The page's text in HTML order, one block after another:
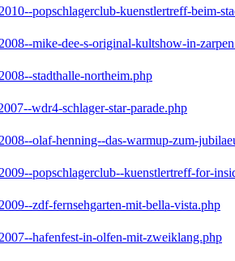
popschlagerclub-kuenstlertreff-beim-
mike-dee-s-original-kultshow-in-
stadthalle-northeim.php
wdr4-schlager-star-parade.php
olaf-henning--das-warmup-zum-
popschlagerclub--kuenstlertreff-for-
zdf-fernsehgarten-mit-bella-vista.php
hafenfest-in-olfen-mit-zweiklang.php